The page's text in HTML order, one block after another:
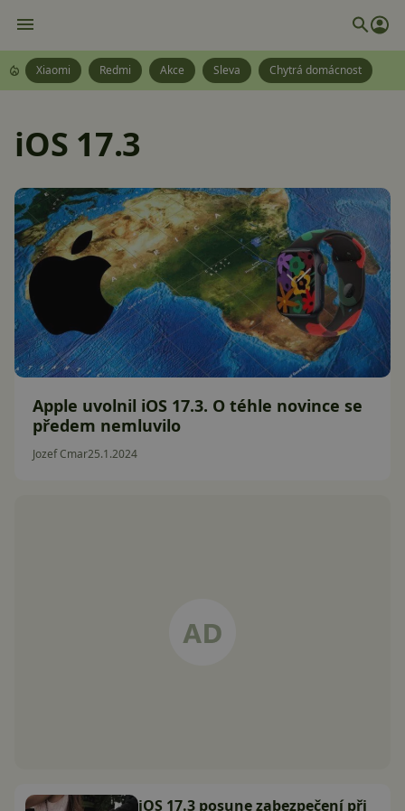
Xiaomi Redmi Akce Sleva Chytrá domácnost
iOS 17.3
Apple uvolnil iOS 17.3. O téhle novince se
předem nemluvilo
Jozef Cmar25.1.2024
iOS 17.3 posune zabezpečení při